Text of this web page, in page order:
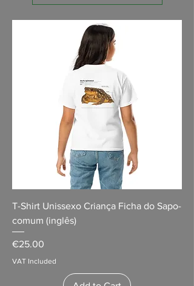
T-Shirt Unissexo Criança Ficha do Sapo-
comum (inglês)
Price
€25.00
VAT Included